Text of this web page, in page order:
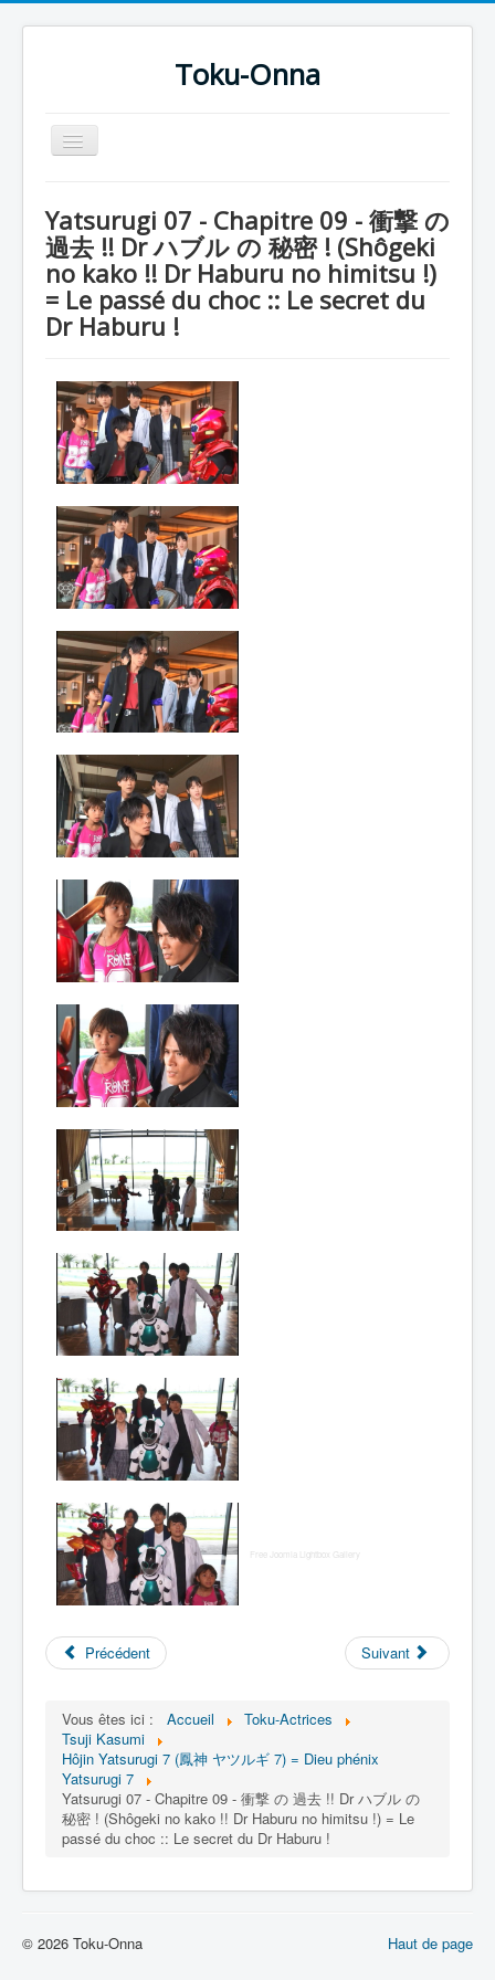
Toku-Onna
Basculer
la
Toku-Actrices
Toku-Critiques
Séries
COSAA
Dessins
Artiste Asperger
Année :2017
Toku-actrice(s) : Kasumi Tsuji
Nombre d'image(s) :775
Yatsurugi 07 - Chapitre 09 - 衝撃 の
過去 !! Dr ハブル の 秘密 ! (Shôgeki
no kako !! Dr Haburu no himitsu !)
= Le passé du choc :: Le secret du
Dr Haburu !
Free Joomla Lightbox Gallery
Précédent Suivant
Vous êtes ici : Accueil
Toku-Actrices
Tsuji Kasumi
Hôjin Yatsurugi 7 (鳳神 ヤツルギ 7) = Dieu phénix
Yatsurugi 7
Yatsurugi 07 - Chapitre 09 - 衝撃 の 過去 !! Dr ハブル の
秘密 ! (Shôgeki no kako !! Dr Haburu no himitsu !) = Le
passé du choc :: Le secret du Dr Haburu !
Haut de page
© 2026 Toku-Onna